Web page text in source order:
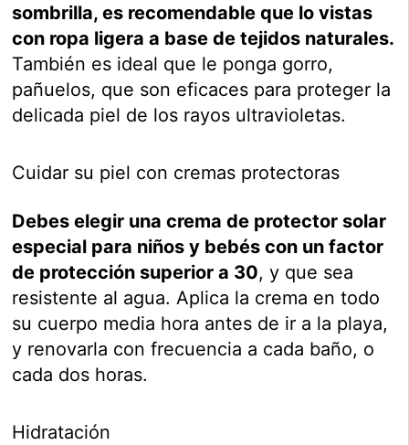
sombrilla, es recomendable que lo vistas
con ropa ligera a base de tejidos naturales.
También es ideal que le ponga gorro,
pañuelos, que son eficaces para proteger la
delicada piel de los rayos ultravioletas.
Cuidar su piel con cremas protectoras
Debes elegir una crema de protector solar
especial para niños y bebés con un factor
de protección superior a 30, y que sea
resistente al agua. Aplica la crema en todo
su cuerpo media hora antes de ir a la playa,
y renovarla con frecuencia a cada baño, o
cada dos horas.
Hidratación